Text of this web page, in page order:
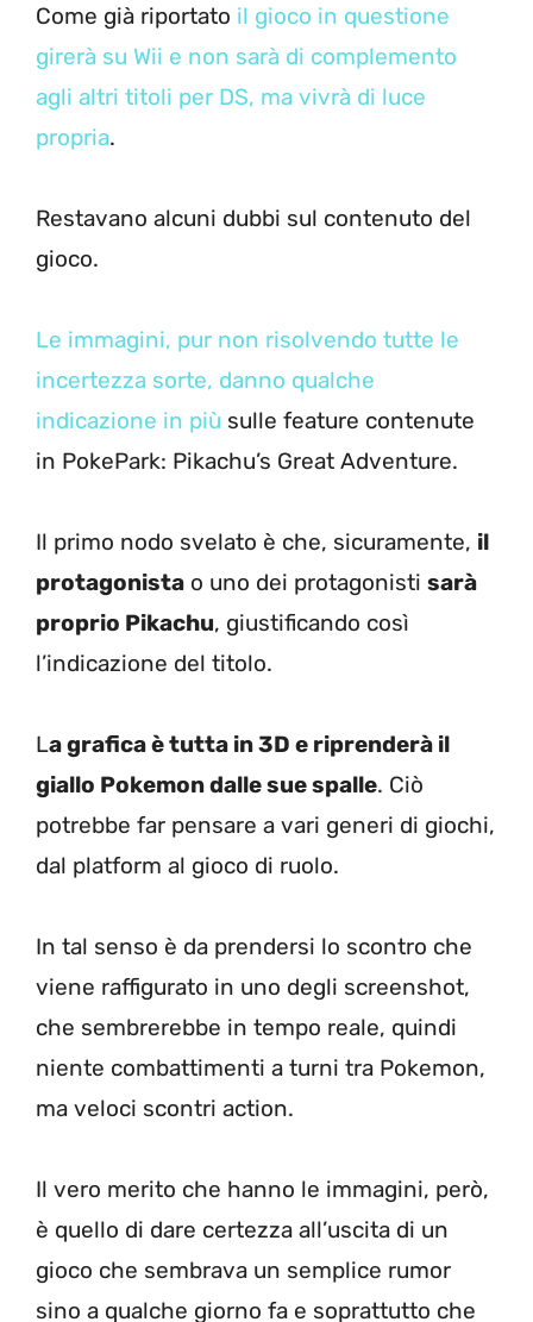
Come già riportato il gioco in questione
girerà su Wii e non sarà di complemento
agli altri titoli per DS, ma vivrà di luce
propria.
Restavano alcuni dubbi sul contenuto del
gioco.
Le immagini, pur non risolvendo tutte le
incertezza sorte, danno qualche
indicazione in più sulle feature contenute
in PokePark: Pikachu’s Great Adventure.
Il primo nodo svelato è che, sicuramente, il
protagonista o uno dei protagonisti sarà
proprio Pikachu, giustificando così
l’indicazione del titolo.
La grafica è tutta in 3D e riprenderà il
giallo Pokemon dalle sue spalle. Ciò
potrebbe far pensare a vari generi di giochi,
dal platform al gioco di ruolo.
In tal senso è da prendersi lo scontro che
viene raffigurato in uno degli screenshot,
che sembrerebbe in tempo reale, quindi
niente combattimenti a turni tra Pokemon,
ma veloci scontri action.
Il vero merito che hanno le immagini, però,
è quello di dare certezza all’uscita di un
gioco che sembrava un semplice rumor
sino a qualche giorno fa e soprattutto che